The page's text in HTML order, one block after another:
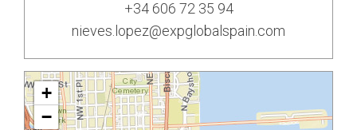
+34 606 72 35 94
nieves.lopez@expglobalspain.com
+
−